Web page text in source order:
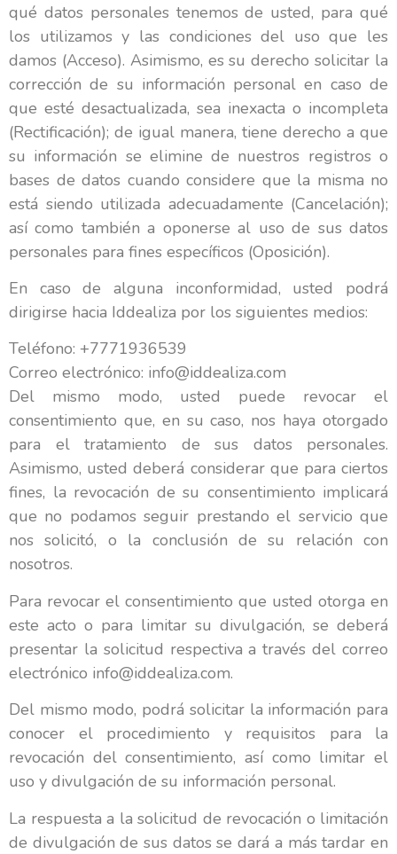
qué datos personales tenemos de usted, para qué
los utilizamos y las condiciones del uso que les
damos (Acceso). Asimismo, es su derecho solicitar la
corrección de su información personal en caso de
que esté desactualizada, sea inexacta o incompleta
(Rectificación); de igual manera, tiene derecho a que
su información se elimine de nuestros registros o
bases de datos cuando considere que la misma no
está siendo utilizada adecuadamente (Cancelación);
así como también a oponerse al uso de sus datos
personales para fines específicos (Oposición).
En caso de alguna inconformidad, usted podrá
dirigirse hacia Iddealiza por los siguientes medios:
Teléfono: +7771936539
Correo electrónico: info@iddealiza.com
Del mismo modo, usted puede revocar el
consentimiento que, en su caso, nos haya otorgado
para el tratamiento de sus datos personales.
Asimismo, usted deberá considerar que para ciertos
fines, la revocación de su consentimiento implicará
que no podamos seguir prestando el servicio que
nos solicitó, o la conclusión de su relación con
nosotros.
Para revocar el consentimiento que usted otorga en
este acto o para limitar su divulgación, se deberá
presentar la solicitud respectiva a través del correo
electrónico info@iddealiza.com.
Del mismo modo, podrá solicitar la información para
conocer el procedimiento y requisitos para la
revocación del consentimiento, así como limitar el
uso y divulgación de su información personal.
La respuesta a la solicitud de revocación o limitación
de divulgación de sus datos se dará a más tardar en